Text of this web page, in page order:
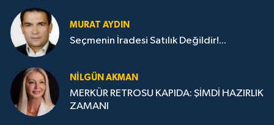
MURAT AYDIN
Seçmenin İradesi Satılık Değildir!...
NILGÜN AKMAN
MERKÜR RETROSU KAPIDA: ŞİMDİ HAZIRLIK
ZAMANI